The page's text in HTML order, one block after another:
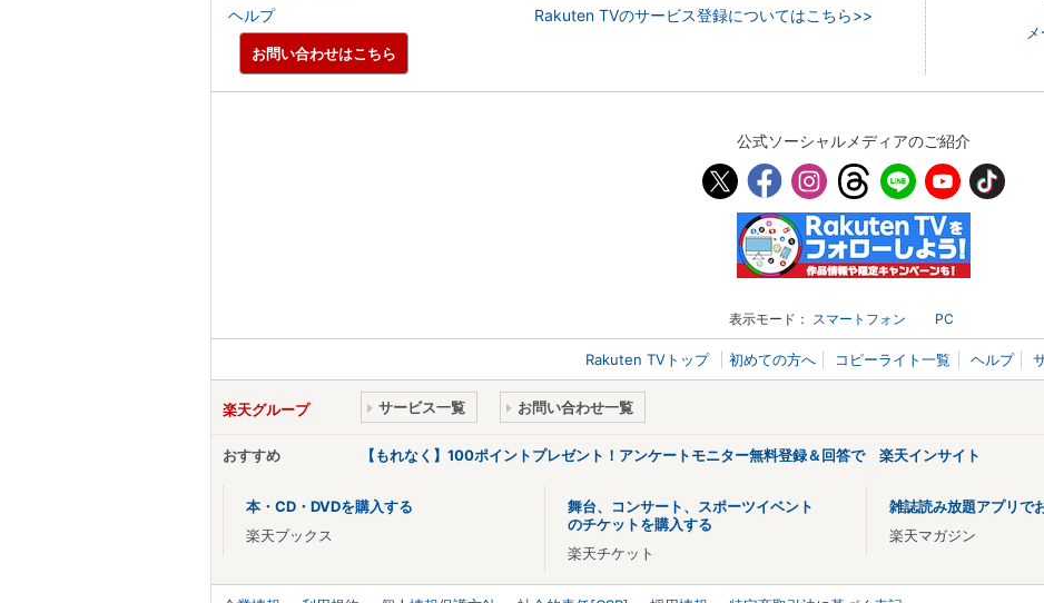
ヘルプ
Rakuten TVのサービス登録についてはこちら>>
お問い合わせはこちら
公式ソーシャルメディアのご紹介
表示モード： スマートフォン PC
Rakuten TVトップ 初めての方へ コピーライト一覧 ヘルプ
楽天グループ サービス一覧 お問い合わせ一覧
おすすめ 【もれなく】100ポイントプレゼント！アンケートモニター無料登録＆回答で 楽天インサイト
本・CD・DVDを購入する
楽天ブックス
舞台、コンサート、スポーツイベント
のチケットを購入する
楽天チケット
雑誌読み放題アプリで
楽天マガジン